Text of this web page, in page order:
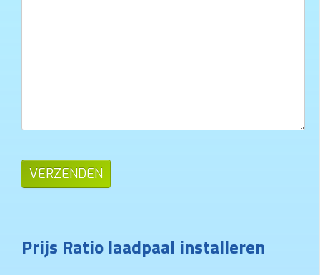
Prijs Ratio laadpaal installeren